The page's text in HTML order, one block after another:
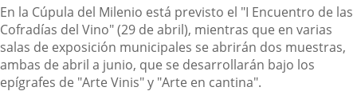
En la Cúpula del Milenio está previsto el "I Encuentro de las
Cofradías del Vino" (29 de abril), mientras que en varias
salas de exposición municipales se abrirán dos muestras,
ambas de abril a junio, que se desarrollarán bajo los
epígrafes de "Arte Vinis" y "Arte en cantina".